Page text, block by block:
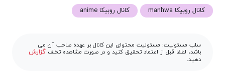
کانال روبیکا manhwa
کانال روبیکا anime
سلب مسئولیت: مسئولیت محتوای این کانال بر عهده صاحب آن می
باشد، لطفا قبل از اعتماد تحقیق کنید و در صورت مشاهده تخلف گزارش
دهید.